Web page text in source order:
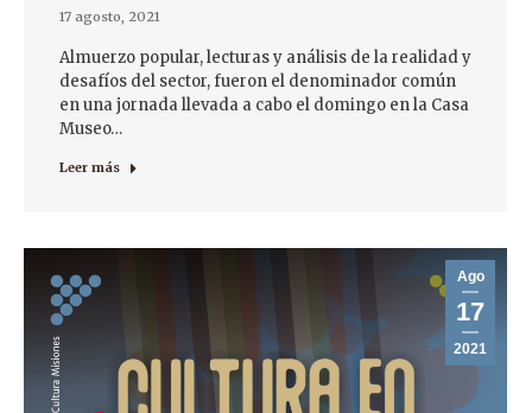
17 agosto, 2021
Almuerzo popular, lecturas y análisis de la realidad y
desafíos del sector, fueron el denominador común
en una jornada llevada a cabo el domingo en la Casa
Museo…
Leer más
Ago
17
2021